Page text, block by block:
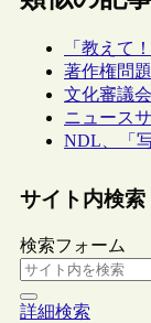
「教えて
著作権問
文化審議
ニュース
NDL、「
サイト内検索
検索フォーム
詳細検索